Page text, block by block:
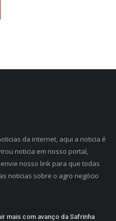
da internet, aqui a noticia é
noticia em nosso portal,
nosso link para que todas
noticias sobre o agro negócio
mais com avanço da Safrinha